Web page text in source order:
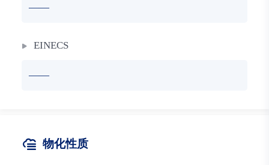
——
EINECS
——
物化性质